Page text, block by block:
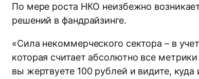
По мере роста НКО неизбежно
решений в фандрайзинге.
«Сила некоммерческого сектора – в
которая считает абсолютно все
вы жертвуете 100 рублей и видите,